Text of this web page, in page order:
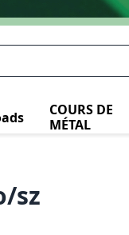
COURS DE
MÉTAL
sz